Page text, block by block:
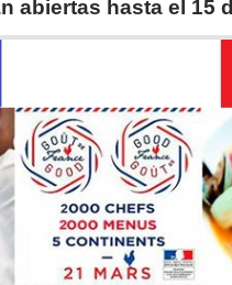
abiertas hasta el 15